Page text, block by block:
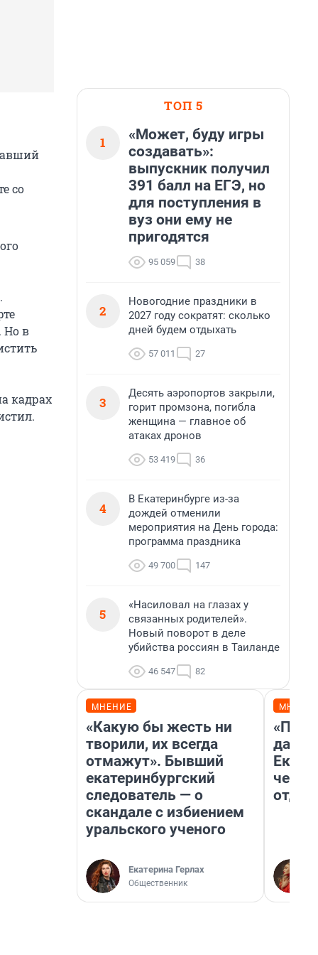
со
.
Но в
кадрах
ТОП 5
1
«Может, буду игры
создавать»:
выпускник получил
391 балл на ЕГЭ, но
для поступления в
вуз они ему не
пригодятся
95 059 38
2
Новогодние праздники в
2027 году сократят: сколько
дней будем отдыхать
57 011 27
3
Десять аэропортов закрыли,
горит промзона, погибла
женщина — главное об
атаках дронов
53 419 36
4
В Екатеринбурге из-за
дождей отменили
мероприятия на День города:
программа праздника
49 700 147
5
«Насиловал на глазах у
связанных родителей».
Новый поворот в деле
убийства россиян в Таиланде
46 547 82
МНЕНИЕ
«Какую бы жесть ни
творили, их всегда
отмажут». Бывший
екатеринбургский
следователь — о
скандале с избиением
уральского ученого
Екатерина Герлах
Общественник
«Про
даже